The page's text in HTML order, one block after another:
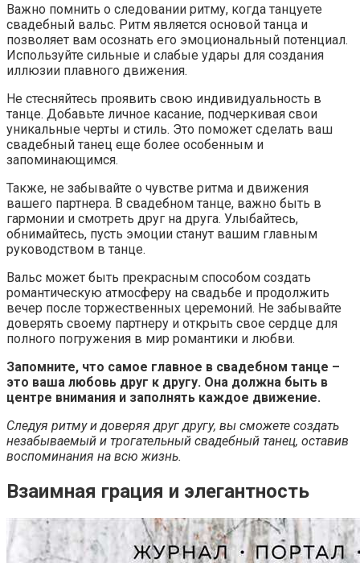
Важно помнить о следовании ритму, когда танцуете
свадебный вальс. Ритм является основой танца и
позволяет вам осознать его эмоциональный потенциал.
Используйте сильные и слабые удары для создания
иллюзии плавного движения.
Не стесняйтесь проявить свою индивидуальность в
танце. Добавьте личное касание, подчеркивая свои
уникальные черты и стиль. Это поможет сделать ваш
свадебный танец еще более особенным и
запоминающимся.
Также, не забывайте о чувстве ритма и движения
вашего партнера. В свадебном танце, важно быть в
гармонии и смотреть друг на друга. Улыбайтесь,
обнимайтесь, пусть эмоции станут вашим главным
руководством в танце.
Вальс может быть прекрасным способом создать
романтическую атмосферу на свадьбе и продолжить
вечер после торжественных церемоний. Не забывайте
доверять своему партнеру и открыть свое сердце для
полного погружения в мир романтики и любви.
Запомните, что самое главное в свадебном танце –
это ваша любовь друг к другу. Она должна быть в
центре внимания и заполнять каждое движение.
Следуя ритму и доверяя друг другу, вы сможете создать
незабываемый и трогательный свадебный танец, оставив
воспоминания на всю жизнь.
Взаимная грация и элегантность